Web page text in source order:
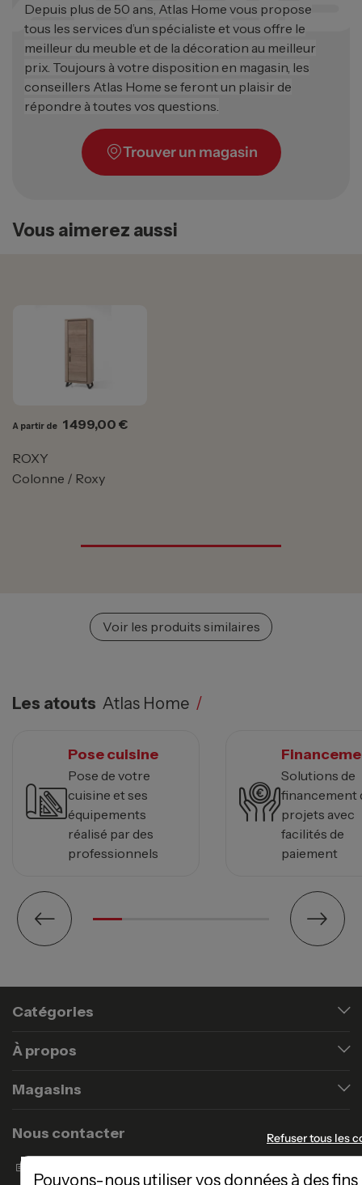
Depuis plus de 50 ans, Atlas Home vous propose
tous les services d’un spécialiste et vous offre le
meilleur du meuble et de la décoration au meilleur
prix. Toujours à votre disposition en magasin, les
conseillers Atlas Home se feront un plaisir de
répondre à toutes vos questions.
Trouver un magasin
Vous aimerez aussi
A partir de Prix
1 499,00 €
ROXY
Colonne / Roxy
Voir les produits similaires
Les atouts Atlas Home /
Pose cuisine
Pose de votre
cuisine et ses
équipements
réalisé par des
professionnels
Solutions de
financement
projets avec
facilités de
paiement
Catégories
À propos
Magasins
Nous contacter Refuser tous les
Pouvons-nous utiliser vos données à des fins